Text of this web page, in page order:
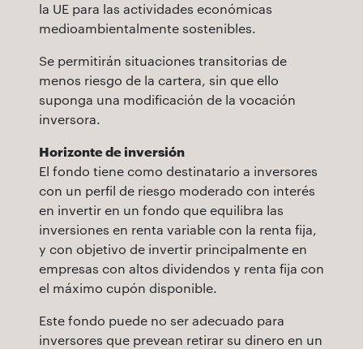
la UE para las actividades económicas
medioambientalmente sostenibles.
Se permitirán situaciones transitorias de
menos riesgo de la cartera, sin que ello
suponga una modificación de la vocación
inversora.
Horizonte de inversión
El fondo tiene como destinatario a inversores
con un perfil de riesgo moderado con interés
en invertir en un fondo que equilibra las
inversiones en renta variable con la renta fija,
y con objetivo de invertir principalmente en
empresas con altos dividendos y renta fija con
el máximo cupón disponible.
Este fondo puede no ser adecuado para
inversores que prevean retirar su dinero en un